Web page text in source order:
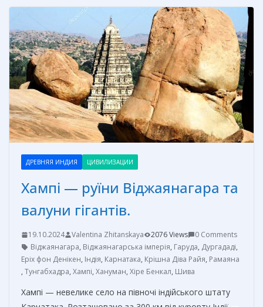
o
k
st
g
er
в
и
т
ь
ДРЕВНЯЯ ИНДИЯ ЦИВИЛИЗАЦИИ
Хампі — руїни Віджаянагара та
валуни гігантів.
19.10.2024 Valentina Zhitanskaya 2076 Views
0 Comments
Віджаянагара, Віджаянагарська імперія, Гаруда, Дургададі,
Еріх фон Денікен, Індія, Карнатака, Крішна Діва Райя, Рамаяна
, Тунгабхадра, Хампі, Хануман, Хіре Бенкал, Шива
Хампі — невелике село на півночі індійського штату